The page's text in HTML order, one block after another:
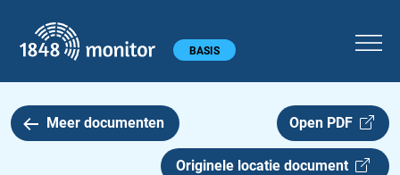
Hoofdmenu BASIS
Meer documenten Open PDF
Originele locatie document